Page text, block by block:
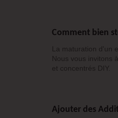
Comment bien
La maturation d'un
Nous vous invitons
et concentrés DIY.
Ajouter des